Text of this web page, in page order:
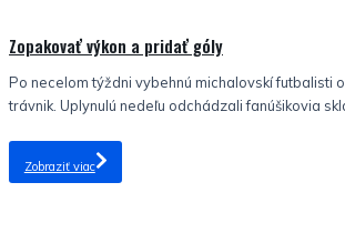
Zopakovať výkon a pridať góly
Po necelom týždni vybehnú michalovskí futbalisti
trávnik. Uplynulú nedeľu odchádzali fanúšikovia
Zobraziť viac